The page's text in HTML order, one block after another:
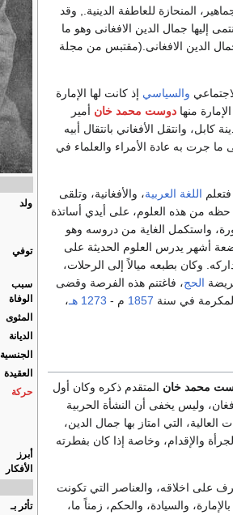
ولد
توفي
سبب
الوفاة
المثوى
الديانة
الجنسية
العقيدة
حركة
أبرز
الأفكار
تأثر بـ
المنحازة للعاطفة الدينية., وقد
إليها جمال الدين الافغانى وهو ما
الدين الافغانى.(مقتبس من مجلة
والسياسي إذ كانت لها الإمارة
منها دوست محمد خان أمير
وانتقل الأفغاني بانتقال أبيه
ما جرت به عادة الأمراء والعلماء في
اللغة العربية، والأفغانية، وتلقى
من هذه العلوم، على أيدي أساتذة
واستكمل الغاية من دروسه وهو
أشهر يدرس العلوم الحديثة على
وكان بطبعه ميالاً إلى الرحلات،
الحج، فاغتنم هذه الفرصة وقضى
في سنة 1857 م - 1273 هـ
،
محمد خان المتقدم ذكره وكان أول
وليس يخفى أن النشأة الحربية
التي امتاز بها جمال الدين،
والإقدام، وخاصة إذا كان بفطرته
على اخلاقه، والعناصر التي تكونت
والسيادة، والحكم، زمناً ما،